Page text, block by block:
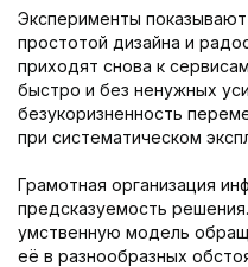
Эксперименты
простотой дизайна и
приходят снова к
быстро и без ненужных
безукоризненность
при систематическом
Грамотная организация
предсказуемость
умственную модель
её в разнообразных